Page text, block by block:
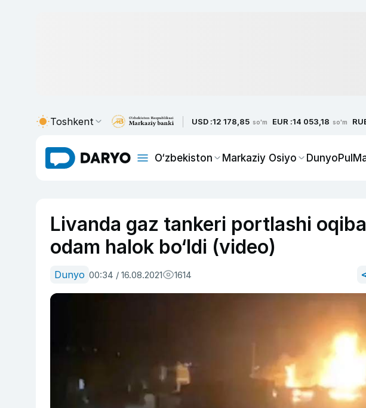
Toshkent USD :12 178,85 so'm EUR :14 053,18 so'm
O‘zbekiston Markaziy Osiyo DunyoPul
Livanda gaz tankeri portlashi
odam halok bo‘ldi (video)
Dunyo 00:34 / 16.08.2021 1614